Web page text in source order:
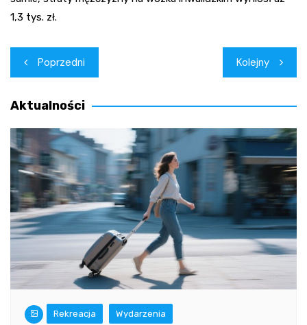
1,3 tys. zł.
Nawigacja
wpisu
Poprzedni Kolejny
Aktualności
Rekreacja Wydarzenia